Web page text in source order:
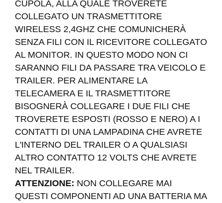
CUPOLA, ALLA QUALE TROVERETE
COLLEGATO UN TRASMETTITORE
WIRELESS 2,4GHZ CHE COMUNICHERÀ
SENZA FILI CON IL RICEVITORE COLLEGATO
AL MONITOR. IN QUESTO MODO NON CI
SARANNO FILI DA PASSARE TRA VEICOLO E
TRAILER. PER ALIMENTARE LA
TELECAMERA E IL TRASMETTITORE
BISOGNERÀ COLLEGARE I DUE FILI CHE
TROVERETE ESPOSTI (ROSSO E NERO) A I
CONTATTI DI UNA LAMPADINA CHE AVRETE
L'INTERNO DEL TRAILER O A QUALSIASI
ALTRO CONTATTO 12 VOLTS CHE AVRETE
NEL TRAILER.
ATTENZIONE: NON COLLEGARE MAI
QUESTI COMPONENTI AD UNA BATTERIA MA